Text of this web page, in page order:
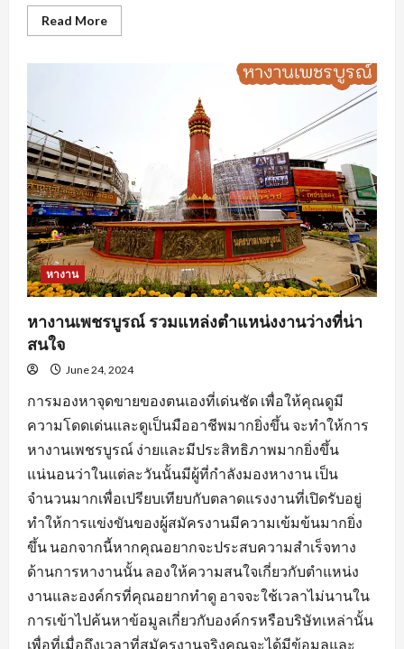
Read MoreRead
more
ใจ
องค์กร
หางาน
หางานเพชรบูรณ์ รวมแหล่งตำแหน่งงานว่างที่น่า
สนใจ
June 24, 2024
การมองหาจุดขายของตนเองที่เด่นชัด เพื่อให้คุณดูมี
ความโดดเด่นและดูเป็นมืออาชีพมากยิ่งขึ้น จะทำให้การ
หางานเพชรบูรณ์ ง่ายและมีประสิทธิภาพมากยิ่งขึ้น
แน่นอนว่าในแต่ละวันนั้นมีผู้ที่กำลังมองหางาน เป็น
จำนวนมากเพื่อเปรียบเทียบกับตลาดแรงงานที่เปิดรับอยู่
ทำให้การแข่งขันของผู้สมัครงานมีความเข้มข้นมากยิ่ง
ขึ้น นอกจากนี้หากคุณอยากจะประสบความสำเร็จทาง
ด้านการหางานนั้น ลองให้ความสนใจเกี่ยวกับตำแหน่ง
งานและองค์กรที่คุณอยากทำดู อาจจะใช้เวลาไม่นานใน
การเข้าไปค้นหาข้อมูลเกี่ยวกับองค์กรหรือบริษัทเหล่านั้น
เพื่อที่เมื่อถึงเวลาที่สมัครงานจริงคุณจะได้มีข้อมูลและ